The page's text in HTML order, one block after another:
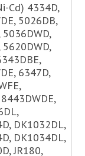
Cd) 4334D,
5026DB,
6347D,
DK1032DL,
DK1034DL,
JR180,